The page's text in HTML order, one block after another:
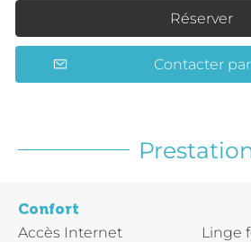
Réserver
Contacter
Confort
Accès Internet
Linge